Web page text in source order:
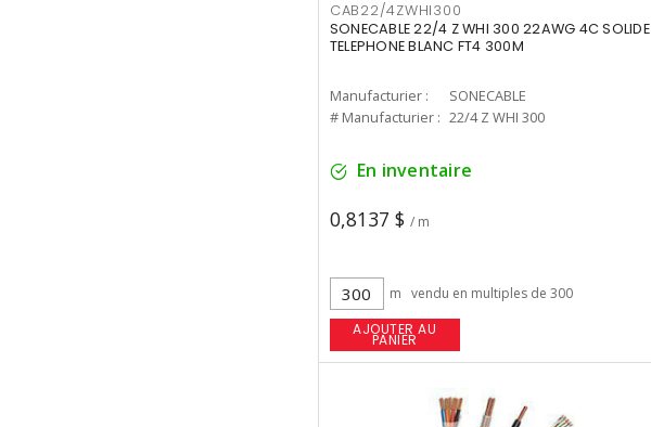
CAB22/4ZWHI300
SONECABLE 22/4 Z WHI 300 22AWG 4C SOLIDE
TELEPHONE BLANC FT4 300M
Manufacturier :
SONECABLE
# Manufacturier : 22/4 Z WHI 300
En inventaire
0,8137 $ / m
m vendu en multiples de 300
AJOUTER AU
PANIER